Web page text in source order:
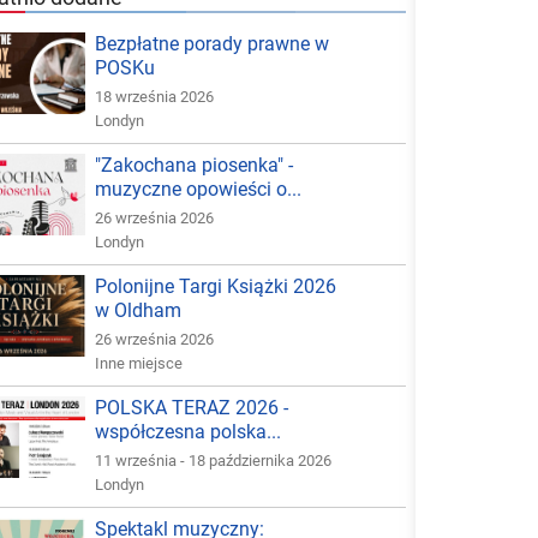
Bezpłatne porady prawne w
POSKu
18 września 2026
Londyn
"Zakochana piosenka" -
muzyczne opowieści o...
26 września 2026
Londyn
Polonijne Targi Książki 2026
w Oldham
26 września 2026
Inne miejsce
POLSKA TERAZ 2026 -
współczesna polska...
11 września - 18 października 2026
Londyn
Spektakl muzyczny: